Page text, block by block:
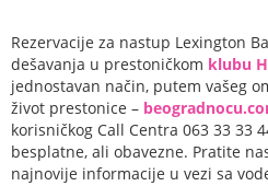
Rezervacije za nastup Lexington
dešavanja u prestoničkom klubu
jednostavan način, putem vašeg
život prestonice –
korisničkog Call Centra 063 33 33
besplatne, ali obavezne. Pratite
najnovije informacije u vezi sa